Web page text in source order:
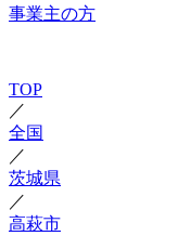
事業主の方
TOP
／
全国
／
茨城県
／
高萩市